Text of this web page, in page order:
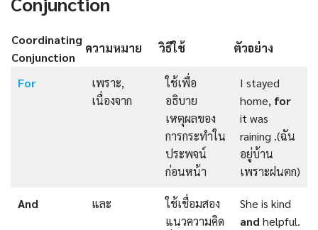
Coordinating
Conjunction
ความหมาย วิธีใช้ ตัวอย่าง
For
เพราะ,
เนื่องจาก
ใช้เพื่อ
อธิบาย
เหตุผลของ
การกระทำใน
ประพจน์
ก่อนหน้า
I stayed
home, for
it was
raining .(ฉัน
อยู่บ้าน
เพราะฝนตก)
And และ
ใช้เชื่อมสอง
แนวความคิด
She is kind
and helpful.